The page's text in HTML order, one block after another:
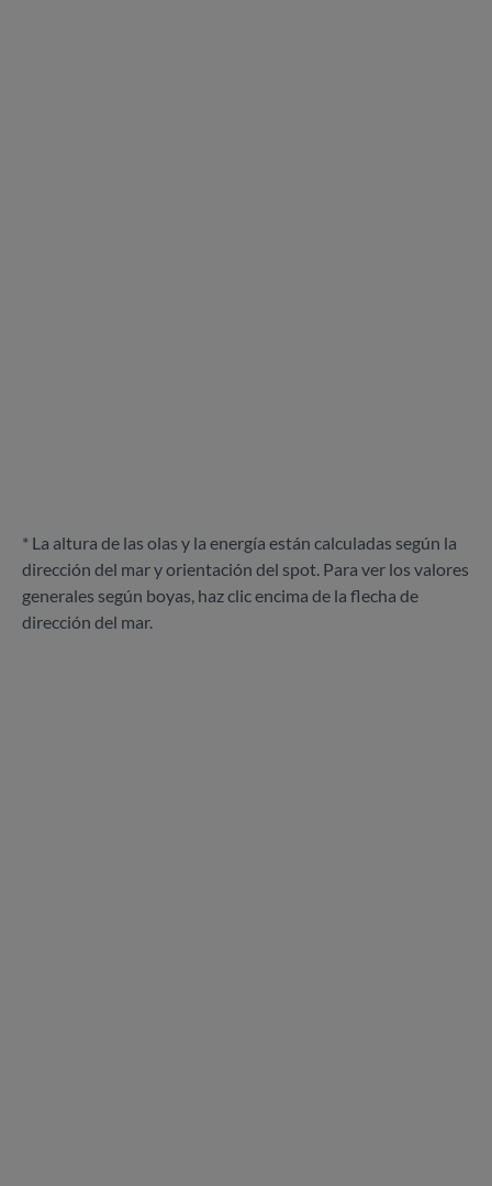
* La altura de las olas y la energía están calculadas según la
dirección del mar y orientación del spot. Para ver los valores
generales según boyas, haz clic encima de la flecha de
dirección del mar.